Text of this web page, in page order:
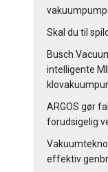
Skal du til
Busch
intelligente
ARGOS gør
forudsigelig
effektiv